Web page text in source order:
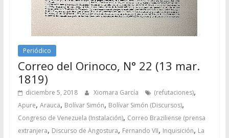
Periódico
Correo del Orinoco, N° 22 (13 mar.
1819)
diciembre 5, 2018 Xiomara García (refutaciones),
Apure, Arauca, Bolívar Simón, Bolívar Simón (Discursos),
Congreso de Venezuela (Instalación), Correo Braziliense (prensa
extranjera, Discurso de Angostura, Fernando VII, Inquisición, La